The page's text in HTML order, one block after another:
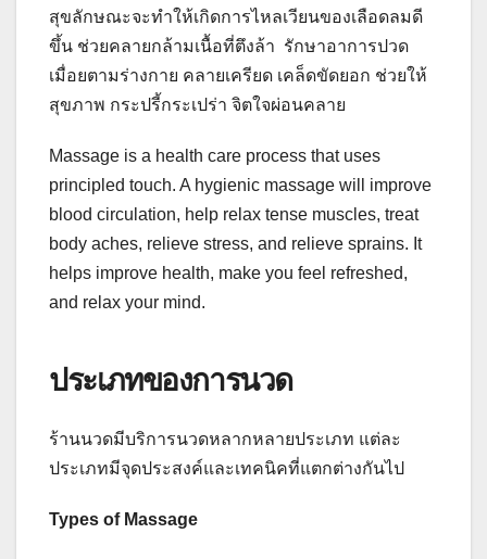
สุขลักษณะจะทำให้เกิดการไหลเวียนของเลือดลมดี
ขึ้น ช่วยคลายกล้ามเนื้อที่ตึงล้า รักษาอาการปวด
เมื่อยตามร่างกาย คลายเครียด เคล็ดขัดยอก ช่วยให้
สุขภาพ กระปรี้กระเปร่า จิตใจผ่อนคลาย
Massage is a health care process that uses
principled touch. A hygienic massage will improve
blood circulation, help relax tense muscles, treat
body aches, relieve stress, and relieve sprains. It
helps improve health, make you feel refreshed,
and relax your mind.
ประเภทของการนวด
ร้านนวดมีบริการนวดหลากหลายประเภท แต่ละ
ประเภทมีจุดประสงค์และเทคนิคที่แตกต่างกันไป
Types of Massage